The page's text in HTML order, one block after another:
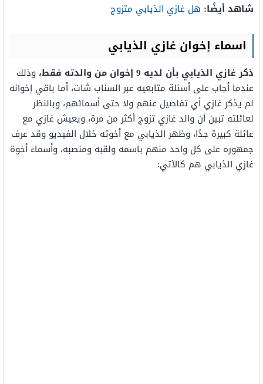
شاهد أيضًا: هل غازي الذيابي متزوج
اسماء إخوان غازي الذيابي
ذكر غازي الذيابي بأن لديه 9 إخوان من والدته فقط،
وذلك
عندما أجاب على أسئلة متابعيه عبر السناب شات، أما باقي إخوانه
لم يذكر غازي أي تفاصيل عنهم ولا حتى أسمائهم، وبالنظر
لعائلته تبين أن والد غازي تزوج أكثر من مرة، ويعيش غازي مع
عائلة كبيرة جدًا، وظهر الذيابي مع أخوته خلال الفيديو وقد عرف
جمهوره على كل واحد منهم باسمه ولقبه ومنصبه، وأسماء أخوة
غازي الذيابي هم كالآتي: